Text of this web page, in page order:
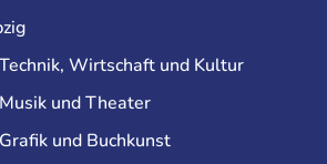
Wirtschaft und Kultur
und Theater
und Buchkunst